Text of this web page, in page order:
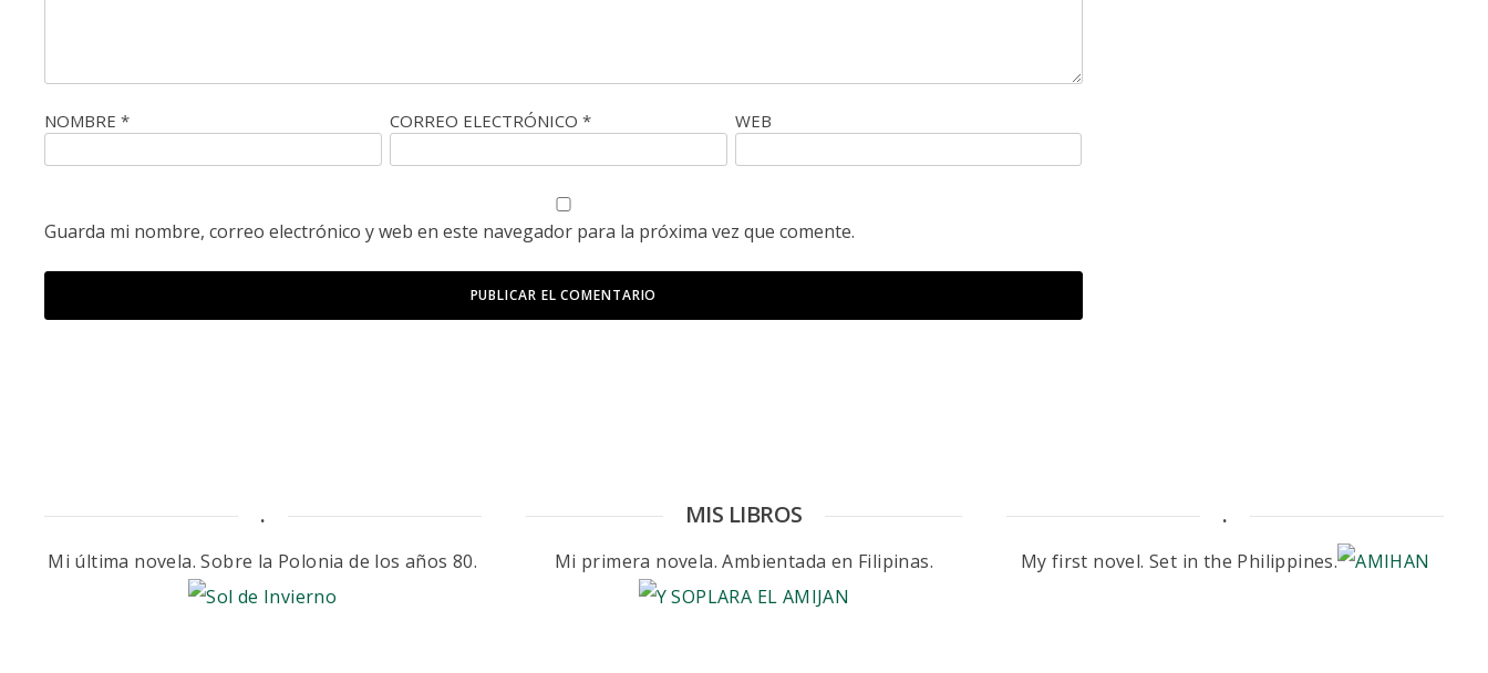
NOMBRE * CORREO ELECTRÓNICO* WEB
Guarda mi nombre, correo electrónico y web en este navegador para la próxima vez que comente.
.
Mi última novela. Sobre la Polonia de los años 80.
MIS LIBROS
Mi primera novela. Ambientada en Filipinas.
.
My first novel. Set in the Philippines.